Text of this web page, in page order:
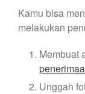
Kamu bisa
melakukan
Membuat
Unggah